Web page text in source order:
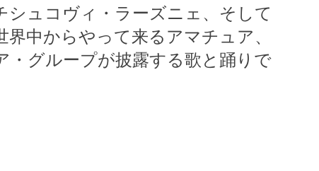
シュコヴィ・ラーズニェ、そして
中からやって来るアマチュア、
・グループが披露する歌と踊りで